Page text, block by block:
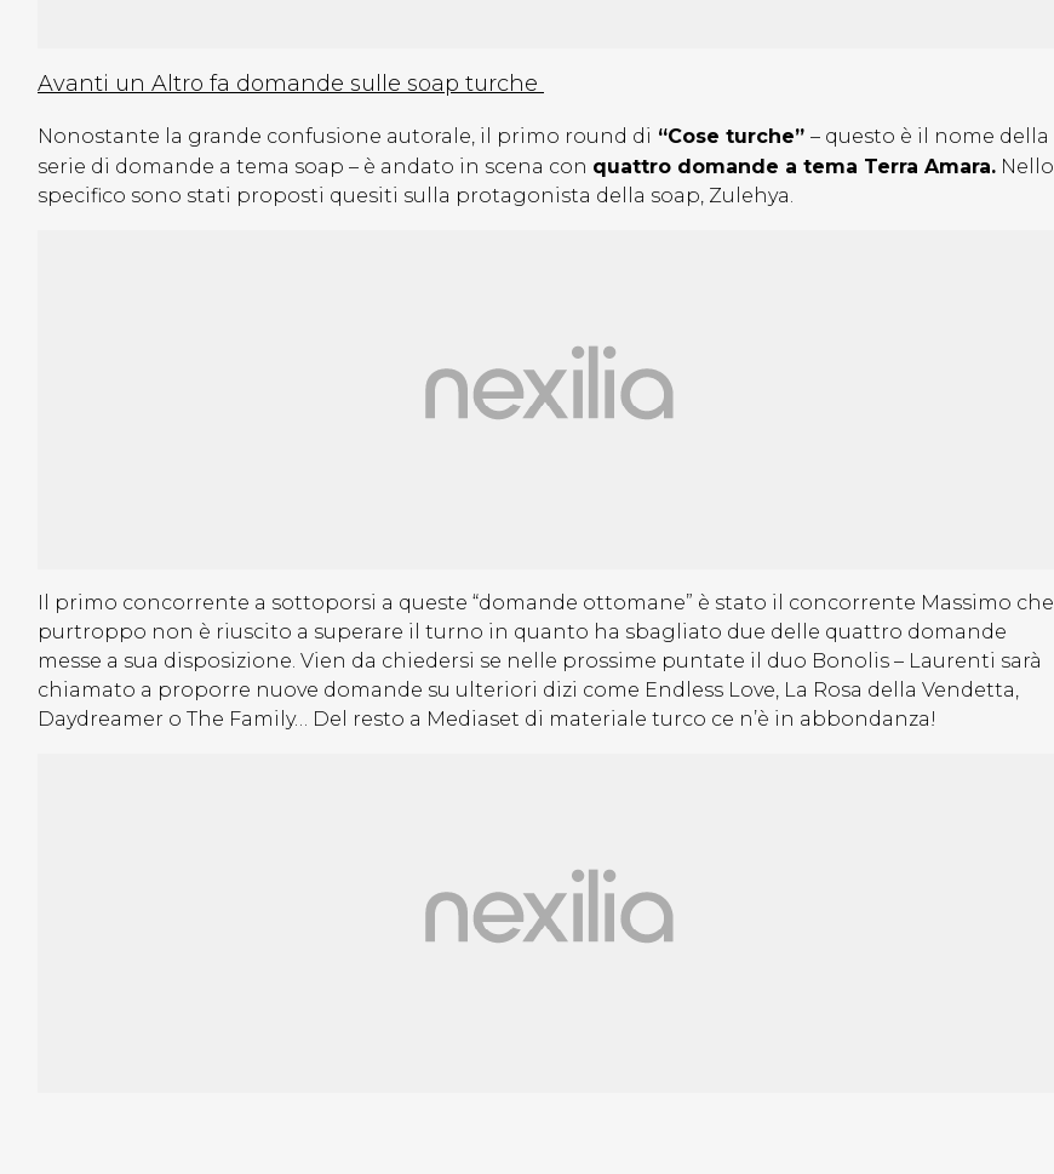
Avanti un Altro fa domande sulle soap turche
Nonostante la grande confusione autorale, il primo round di “Cose turche” – questo è il nome della
serie di domande a tema soap – è andato in scena con quattro domande a tema Terra Amara. Nello
specifico sono stati proposti quesiti sulla protagonista della soap, Zulehya.
Il primo concorrente a sottoporsi a queste “domande ottomane” è stato il concorrente Massimo che
purtroppo non è riuscito a superare il turno in quanto ha sbagliato due delle quattro domande
messe a sua disposizione. Vien da chiedersi se nelle prossime puntate il duo Bonolis – Laurenti sarà
chiamato a proporre nuove domande su ulteriori dizi come Endless Love, La Rosa della Vendetta,
Daydreamer o The Family… Del resto a Mediaset di materiale turco ce n’è in abbondanza!